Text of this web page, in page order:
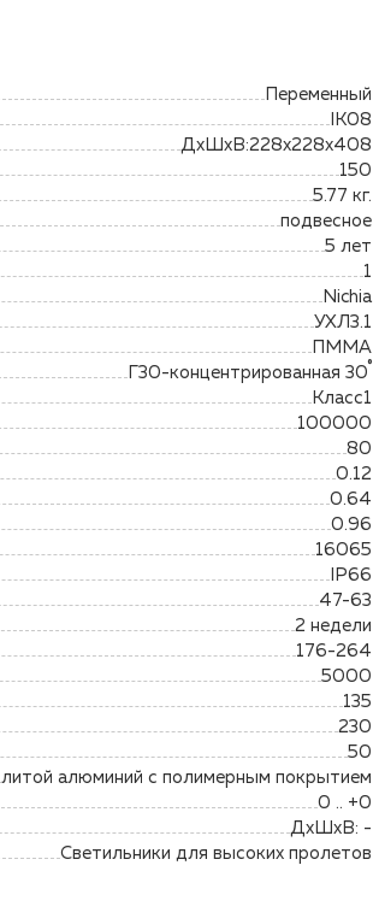
Переменный
IK08
ДхШхВ:228х228х408
150
5.77 кг.
подвесное
5 лет
1
Nichia
УХЛ3.1
ПММА
Г30-концентрированная 30˚
Класс1
100000
80
0.12
0.64
0.96
16065
IP66
47-63
2 недели
176-264
5000
135
230
50
литой алюминий с полимерным покрытием
0 .. +0
ДхШхВ: -
Светильники для высоких пролетов